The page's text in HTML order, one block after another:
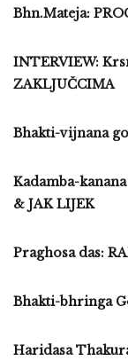
Bhn.Mateja:
INTERVIEW:
ZAKLJUČCIMA
Bhakti-vijnana
Kadamba-
& JAK LIJEK
Praghosa das:
Bhakti-bhringa
Haridasa